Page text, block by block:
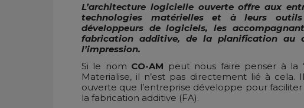
L’architecture logicielle ouverte offre aux
technologies matérielles et à leurs
développeurs de logiciels, les
fabrication additive, de la planification au
l’impression.
Si le nom CO-AM peut nous faire penser à la
Materialise, il n’est pas directement lié à
ouverte que l’entreprise développe pour
la fabrication additive (FA).